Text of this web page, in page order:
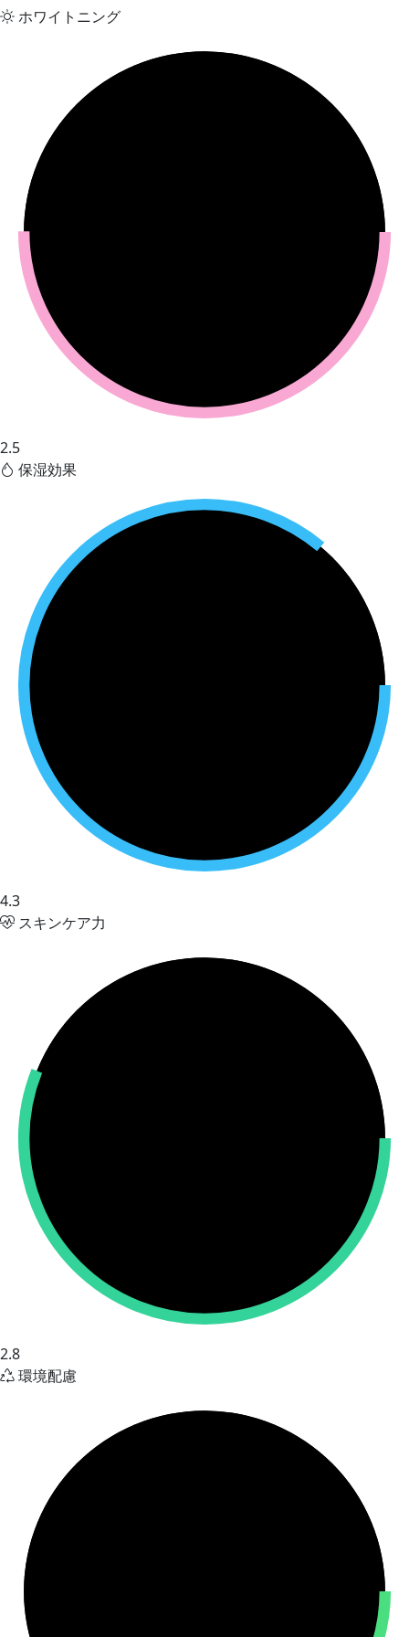
ホワイトニング
2.5
保湿効果
4.3
スキンケア力
2.8
環境配慮